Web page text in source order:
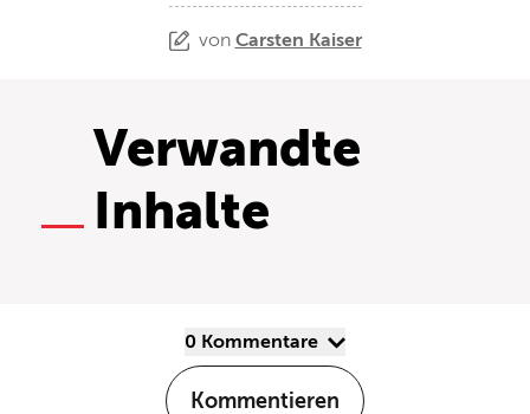
von Carsten Kaiser
Verwandte
Inhalte
0 Kommentare
Kommentieren